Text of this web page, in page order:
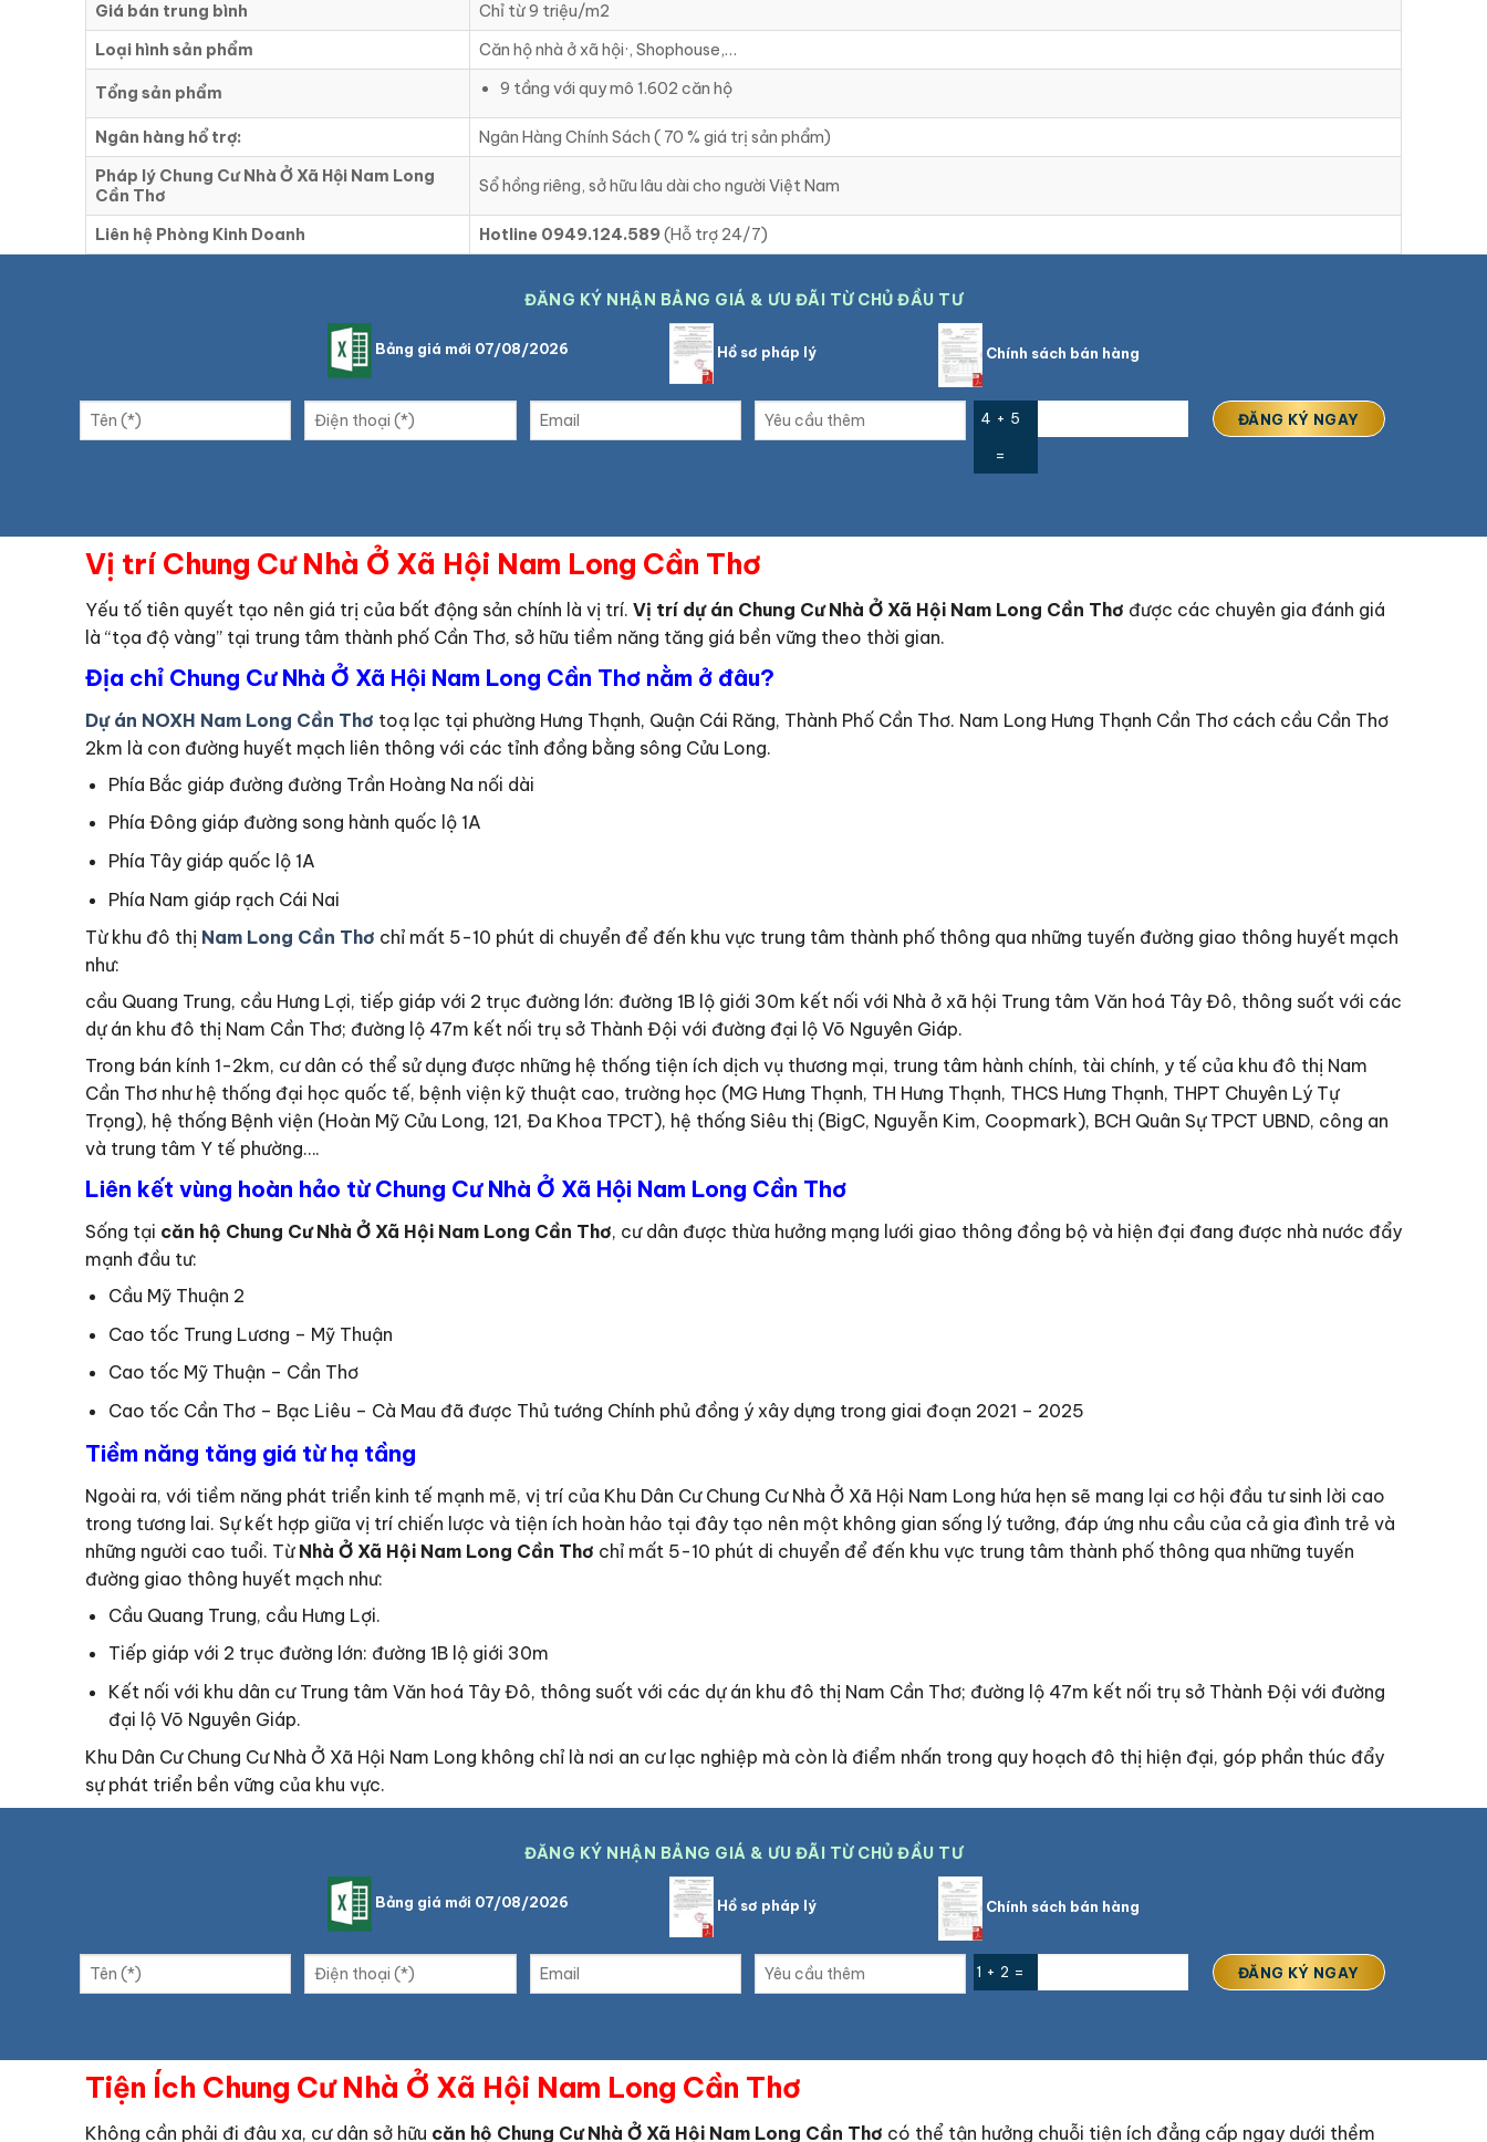
Giá bán trung bình
Chỉ từ 9 triệu/m2
Loại hình sản phẩm
Căn hộ nhà ở xã hội·, Shophouse,…
Tổng sản phẩm 9 tầng với quy mô 1.602 căn hộ
Ngân hàng hổ trợ:
Ngân Hàng Chính Sách ( 70 % giá trị sản phẩm)
Pháp lý Chung Cư Nhà Ở Xã Hội Nam Long
Cần Thơ
Sổ hồng riêng, sở hữu lâu dài cho người Việt Nam
Liên hệ Phòng Kinh Doanh Hotline 0949.124.589(Hỗ trợ 24/7)
ĐĂNG KÝ NHẬN BẢNG GIÁ & ƯU ĐÃI TỪ CHỦ ĐẦU TƯ
Bảng giá mới 07/08/2026 Hồ sơ pháp lý Chính sách bán hàng
4 + 5
=
Vị trí Chung Cư Nhà Ở Xã Hội Nam Long Cần Thơ
Yếu tố tiên quyết tạo nên giá trị của bất động sản chính là vị trí. Vị trí dự án Chung Cư Nhà Ở Xã Hội Nam Long Cần Thơ được các chuyên gia đánh giá
là “tọa độ vàng” tại trung tâm thành phố Cần Thơ, sở hữu tiềm năng tăng giá bền vững theo thời gian.
Địa chỉ Chung Cư Nhà Ở Xã Hội Nam Long Cần Thơ nằm ở đâu?
Dự án NOXH Nam Long Cần Thơ toạ lạc tại phường Hưng Thạnh, Quận Cái Răng, Thành Phố Cần Thơ. Nam Long Hưng Thạnh Cần Thơ cách cầu Cần Thơ
2km là con đường huyết mạch liên thông với các tỉnh đồng bằng sông Cửu Long.
Phía Bắc giáp đường đường Trần Hoàng Na nối dài
Phía Đông giáp đường song hành quốc lộ 1A
Phía Tây giáp quốc lộ 1A
Phía Nam giáp rạch Cái Nai
Từ khu đô thị Nam Long Cần Thơ chỉ mất 5-10 phút di chuyển để đến khu vực trung tâm thành phố thông qua những tuyến đường giao thông huyết mạch
như:
cầu Quang Trung, cầu Hưng Lợi, tiếp giáp với 2 trục đường lớn: đường 1B lộ giới 30m kết nối với Nhà ở xã hội Trung tâm Văn hoá Tây Đô, thông suốt với các
dự án khu đô thị Nam Cần Thơ; đường lộ 47m kết nối trụ sở Thành Đội với đường đại lộ Võ Nguyên Giáp.
Trong bán kính 1-2km, cư dân có thể sử dụng được những hệ thống tiện ích dịch vụ thương mại, trung tâm hành chính, tài chính, y tế của khu đô thị Nam
Cần Thơ như hệ thống đại học quốc tế, bệnh viện kỹ thuật cao, trường học (MG Hưng Thạnh, TH Hưng Thạnh, THCS Hưng Thạnh, THPT Chuyên Lý Tự
Trọng), hệ thống Bệnh viện (Hoàn Mỹ Cửu Long, 121, Đa Khoa TPCT), hệ thống Siêu thị (BigC, Nguyễn Kim, Coopmark), BCH Quân Sự TPCT UBND, công an
và trung tâm Y tế phường….
Liên kết vùng hoàn hảo từ Chung Cư Nhà Ở Xã Hội Nam Long Cần Thơ
Sống tại căn hộ Chung Cư Nhà Ở Xã Hội Nam Long Cần Thơ, cư dân được thừa hưởng mạng lưới giao thông đồng bộ và hiện đại đang được nhà nước đẩy
mạnh đầu tư:
Cầu Mỹ Thuận 2
Cao tốc Trung Lương – Mỹ Thuận
Cao tốc Mỹ Thuận – Cần Thơ
Cao tốc Cần Thơ – Bạc Liêu – Cà Mau đã được Thủ tướng Chính phủ đồng ý xây dựng trong giai đoạn 2021 – 2025
Tiềm năng tăng giá từ hạ tầng
Ngoài ra, với tiềm năng phát triển kinh tế mạnh mẽ, vị trí của Khu Dân Cư Chung Cư Nhà Ở Xã Hội Nam Long hứa hẹn sẽ mang lại cơ hội đầu tư sinh lời cao
trong tương lai. Sự kết hợp giữa vị trí chiến lược và tiện ích hoàn hảo tại đây tạo nên một không gian sống lý tưởng, đáp ứng nhu cầu của cả gia đình trẻ và
những người cao tuổi. Từ Nhà Ở Xã Hội Nam Long Cần Thơ chỉ mất 5-10 phút di chuyển để đến khu vực trung tâm thành phố thông qua những tuyến
đường giao thông huyết mạch như:
Cầu Quang Trung, cầu Hưng Lợi.
Tiếp giáp với 2 trục đường lớn: đường 1B lộ giới 30m
Kết nối với khu dân cư Trung tâm Văn hoá Tây Đô, thông suốt với các dự án khu đô thị Nam Cần Thơ; đường lộ 47m kết nối trụ sở Thành Đội với đường
đại lộ Võ Nguyên Giáp.
Khu Dân Cư Chung Cư Nhà Ở Xã Hội Nam Long không chỉ là nơi an cư lạc nghiệp mà còn là điểm nhấn trong quy hoạch đô thị hiện đại, góp phần thúc đẩy
sự phát triển bền vững của khu vực.
ĐĂNG KÝ NHẬN BẢNG GIÁ & ƯU ĐÃI TỪ CHỦ ĐẦU TƯ
Bảng giá mới 07/08/2026 Hồ sơ pháp lý Chính sách bán hàng
1 + 2 =
Tiện Ích Chung Cư Nhà Ở Xã Hội Nam Long Cần Thơ
Không cần phải đi đâu xa, cư dân sở hữu căn hộ Chung Cư Nhà Ở Xã Hội Nam Long Cần Thơ có thể tận hưởng chuỗi tiện ích đẳng cấp ngay dưới thềm